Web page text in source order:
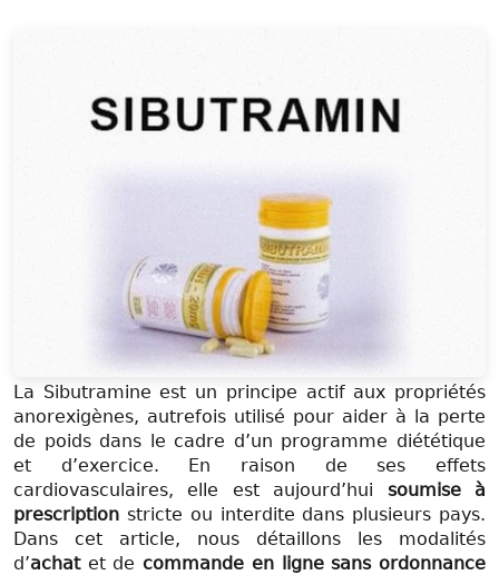
La Sibutramine est un principe actif aux propriétés
anorexigènes, autrefois utilisé pour aider à la perte
de poids dans le cadre d’un programme diététique
et d’exercice. En raison de ses effets
cardiovasculaires, elle est aujourd’hui soumise à
prescription stricte ou interdite dans plusieurs pays.
Dans cet article, nous détaillons les modalités
d’achatet de commande en ligne sans ordonnance